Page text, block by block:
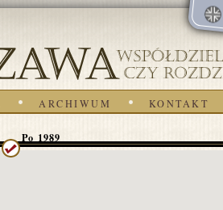
ARCHIWUM KONTAKT
Po 1989